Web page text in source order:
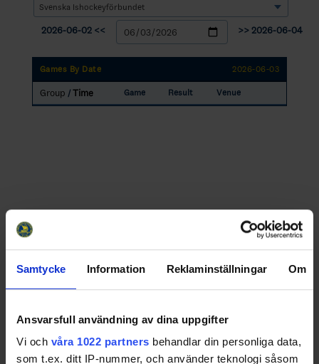
Samtycke Information Reklaminställningar Om
Ansvarsfull användning av dina uppgifter
Vi och våra 1022 partners behandlar din personliga data,
som t.ex. ditt IP-nummer, och använder teknologi såsom
2026-06-02 << >> 2026-06-04
Games By Date 2026-06-03
Group / Time Game Result Venue
Swehockey – Svenska Ishockeyförbundets officiella app
Swehockey ger dig tillgång till nyheter, livebevakning